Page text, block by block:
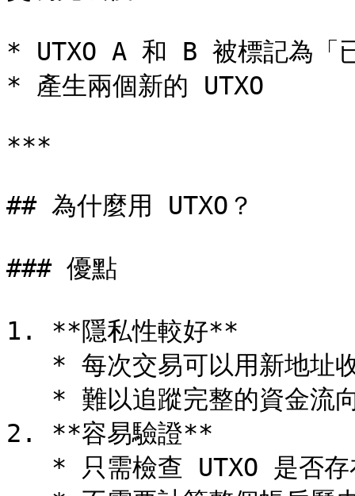
* UTXO A 和 B 被標記為「
* 產生兩個新的 UTXO
***
## 為什麼用 UTXO？
### 優點
1. **隱私性較好**
2. **容易驗證**